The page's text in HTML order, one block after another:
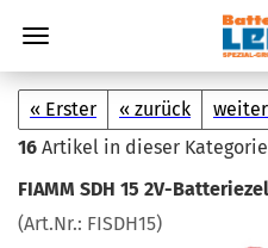
« Erster « zurück
16 Artikel in dieser Kategorie
FIAMM SDH 15 2V-​
(Art.Nr.: FISDH15)